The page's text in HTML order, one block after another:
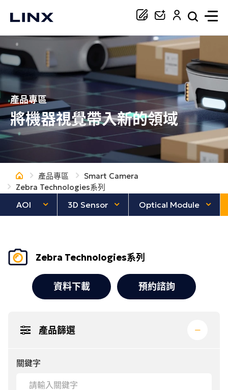
你正在尋找協助嗎？
搜尋
產品專區
將機器視覺帶入新的領域
產品專區
Smart Camera
Zebra Technologies系列
AOI 3D Sensor Optical Module
Zebra Technologies系列
資料下載 預約諮詢
產品篩選
關鍵字